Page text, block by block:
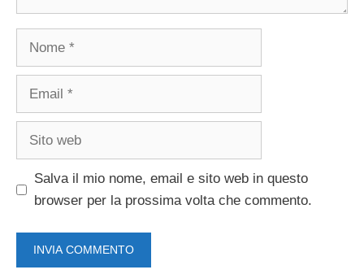
Nome
Email
Sito
Salva il mio nome, email e sito web in questo
browser per la prossima volta che commento.